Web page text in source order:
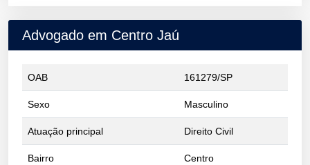
Advogado em Centro Jaú
OAB 161279/SP
Sexo Masculino
Atuação principal Direito Civil
Bairro Centro